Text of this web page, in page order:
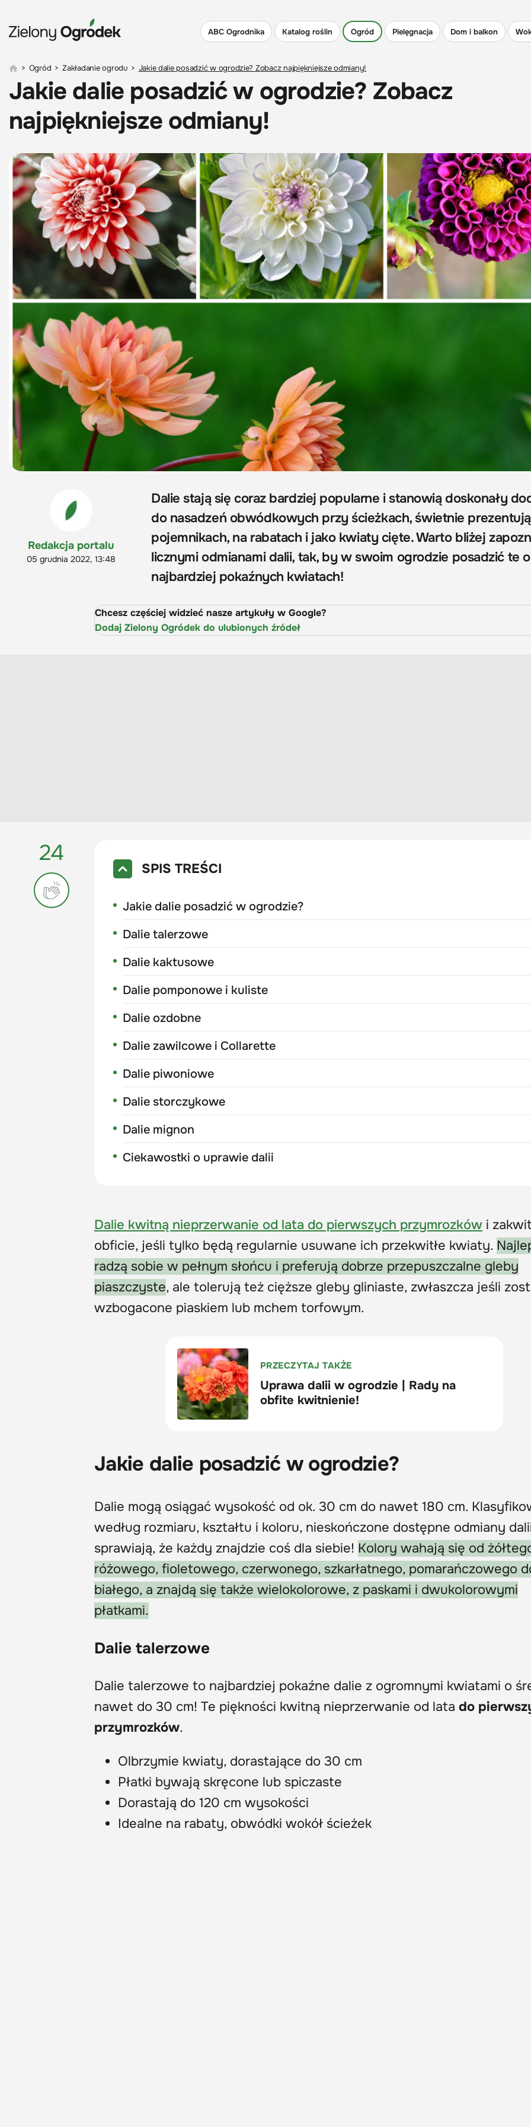
ABC Ogrodnika Katalog roślin Ogród Pielęgnacja Dom i balkon
> Ogród > Zakładanie ogrodu > Jakie dalie posadzić w ogrodzie? Zobacz najpiękniejsze odmiany!
Jakie dalie posadzić w ogrodzie? Zobacz
najpiękniejsze odmiany!
Redakcja portalu
05 grudnia 2022, 13:48
Dalie stają się coraz bardziej popularne i stanowią doskonały
do nasadzeń obwódkowych przy ścieżkach, świetnie
pojemnikach, na rabatach i jako kwiaty cięte. Warto bliżej
licznymi odmianami dalii, tak, by w swoim ogrodzie posadzić te o
najbardziej pokaźnych kwiatach!
Chcesz częściej widzieć nasze artykuły w Google?
Dodaj Zielony Ogródek do ulubionych źródeł
24
SPIS TREŚCI
Jakie dalie posadzić w ogrodzie?
Dalie talerzowe
Dalie kaktusowe
Dalie pomponowe i kuliste
Dalie ozdobne
Dalie zawilcowe i Collarette
Dalie piwoniowe
Dalie storczykowe
Dalie mignon
Ciekawostki o uprawie dalii
Dalie kwitną nieprzerwanie od lata do pierwszych przymrozków i
obficie, jeśli tylko będą regularnie usuwane ich przekwitłe kwiaty.
radzą sobie w pełnym słońcu i preferują dobrze przepuszczalne gleby
piaszczyste, ale tolerują też cięższe gleby gliniaste, zwłaszcza jeśli
wzbogacone piaskiem lub mchem torfowym.
Jakie dalie posadzić w ogrodzie?
Dalie mogą osiągać wysokość od ok. 30 cm do nawet 180 cm.
według rozmiaru, kształtu i koloru, nieskończone dostępne odmiany
sprawiają, że każdy znajdzie coś dla siebie! Kolory wahają się od
różowego, fioletowego, czerwonego, szkarłatnego, pomarańczowego
białego, a znajdą się także wielokolorowe, z paskami i dwukolorowymi
płatkami.
Dalie talerzowe
Dalie talerzowe to najbardziej pokaźne dalie z ogromnymi kwiatami o
nawet do 30 cm! Te piękności kwitną nieprzerwanie od lata do
przymrozków.
Olbrzymie kwiaty, dorastające do 30 cm
Płatki bywają skręcone lub spiczaste
Dorastają do 120 cm wysokości
Idealne na rabaty, obwódki wokół ścieżek